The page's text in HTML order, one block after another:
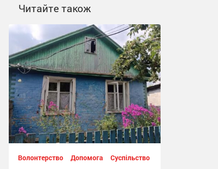
Читайте також
Волонтерство Допомога
Суспільство